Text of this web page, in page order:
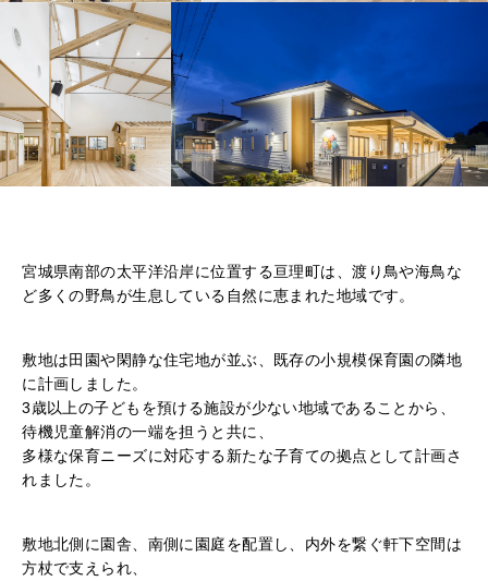
宮城県南部の太平洋沿岸に位置する亘理町は、渡り鳥や海鳥な
ど多くの野鳥が生息している自然に恵まれた地域です。
敷地は田園や閑静な住宅地が並ぶ、既存の小規模保育園の隣地
に計画しました。
3歳以上の子どもを預ける施設が少ない地域であることから、
待機児童解消の一端を担うと共に、
多様な保育ニーズに対応する新たな子育ての拠点として計画さ
れました。
敷地北側に園舎、南側に園庭を配置し、内外を繋ぐ軒下空間は
方杖で支えられ、